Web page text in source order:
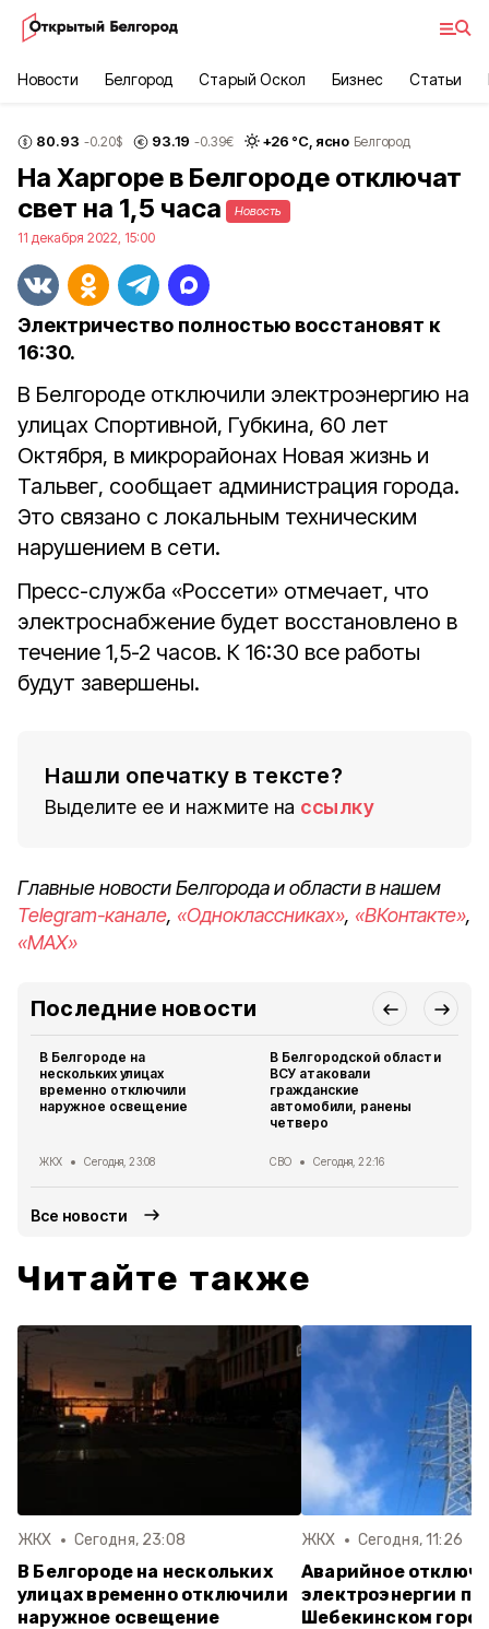
Новости Белгород Старый Оскол Бизнес Статьи
80.93 -0.20$ 93.19 -0.39€ +26 °С, ясно Белгород
На Харгоре в Белгороде отключат
свет на 1,5 часа
Новость
11 декабря 2022, 15:00
Электричество полностью восстановят к
16:30.
В Белгороде отключили электроэнергию на
улицах Спортивной, Губкина, 60 лет
Октября, в микрорайонах Новая жизнь и
Тальвег, сообщает администрация города.
Это связано с локальным техническим
нарушением в сети.
Пресс-служба «Россети» отмечает, что
электроснабжение будет восстановлено в
течение 1,5-2 часов. К 16:30 все работы
будут завершены.
Нашли опечатку в тексте?
Выделите ее и нажмите на ссылку
Главные новости Белгорода и области в нашем
Telegram-канале, «Одноклассниках», «ВКонтакте»,
«MAX»
Последние новости
В Белгороде на
нескольких улицах
временно отключили
наружное освещение
ЖКХ Сегодня, 23:08
В Белгородской области
ВСУ атаковали
гражданские
автомобили, ранены
четверо
СВО Сегодня, 22:16
Все новости
Читайте также
ЖКХ Сегодня, 23:08
В Белгороде на нескольких
улицах временно отключили
наружное освещение
ЖКХ Сегодня, 11:26
Аварийное
электроэнергии
Шебекинском